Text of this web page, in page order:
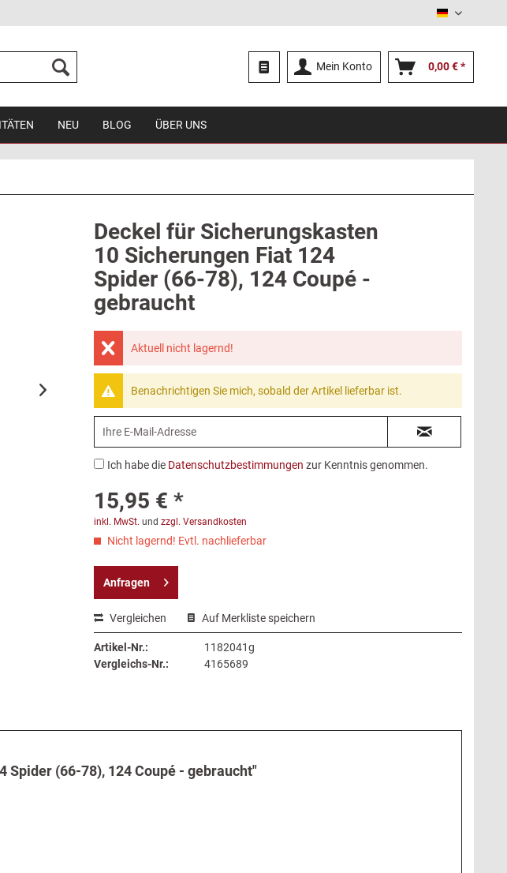
Deutsch
Mein Konto 0,00 € *
NEU BLOG ÜBER UNS
Deckel für Sicherungskasten
10 Sicherungen Fiat 124
Spider (66-78), 124 Coupé -
gebraucht
Aktuell nicht lagernd!
Benachrichtigen Sie mich, sobald der Artikel lieferbar ist.
Ich habe die Datenschutzbestimmungen zur Kenntnis genommen.
15,95 € *
inkl. MwSt. und zzgl. Versandkosten
Nicht lagernd! Evtl. nachlieferbar
Anfragen
Vergleichen Auf Merkliste speichern
Artikel-Nr.:
1182041g
Vergleichs-Nr.:
4165689
(66-78), 124 Coupé - gebraucht"